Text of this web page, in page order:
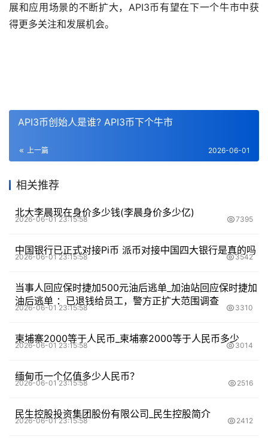
展和应用场景的不断扩大，API3币有望在下一个牛市中获
得更多关注和发展机会。
API3币创始人是谁? API3币下个牛市
上一篇 2026-06-01
相关推荐
北大李晨现在身价多少钱(李晨身价多少亿)
2026-06-01 23:15:58 7395
中国银行已正式对接Pi币 派币对接中国四大银行是真的吗
2026-06-01 23:15:58 3542
当事人回应保时捷加500元油后逃单_加油站回应保时捷加
油后逃单 ：已退钱给员工，警方正扩大范围调查
2026-06-01 23:15:58 3310
柬埔寨2000等于人民币_柬埔寨2000等于人民币多少
2026-06-01 23:15:58 3014
缅甸币一个亿值多少人民币？
2026-06-01 23:15:58 2516
民生控股投资集团股份有限公司_民生控股简介
2026-06-01 23:15:58 2412